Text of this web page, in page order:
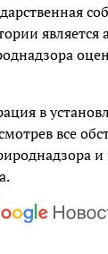
в
все
и